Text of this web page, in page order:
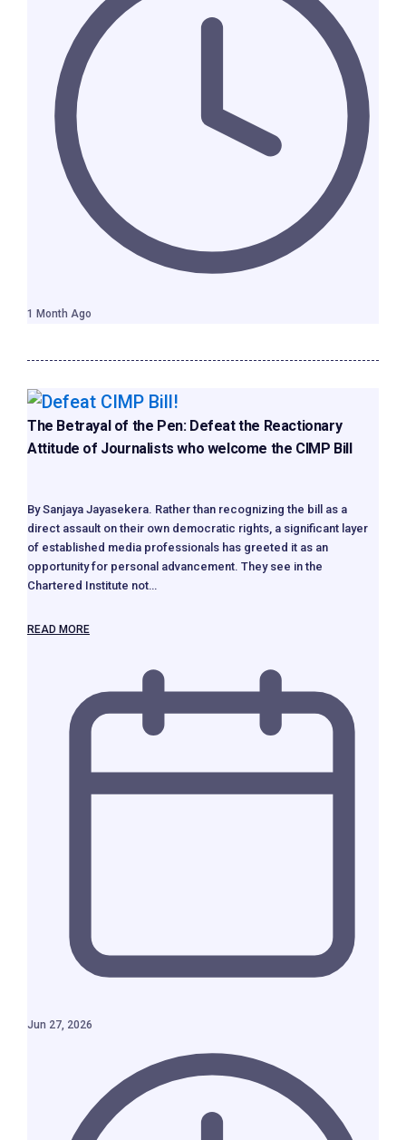
1 Month Ago
The Betrayal of the Pen: Defeat the Reactionary
Attitude of Journalists who welcome the CIMP Bill
By Sanjaya Jayasekera. Rather than recognizing the bill as a
direct assault on their own democratic rights, a significant layer
of established media professionals has greeted it as an
opportunity for personal advancement. They see in the
Chartered Institute not…
READ MORE
Jun 27, 2026